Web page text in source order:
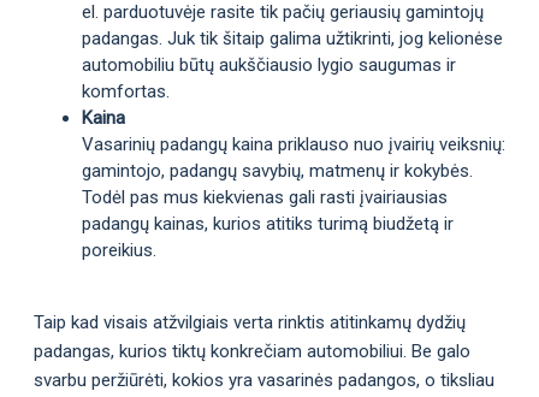
el. parduotuvėje rasite tik pačių geriausių gamintojų
padangas. Juk tik šitaip galima užtikrinti, jog kelionėse
automobiliu būtų aukščiausio lygio saugumas ir
komfortas.
Kaina
Vasarinių padangų kaina priklauso nuo įvairių veiksnių:
gamintojo, padangų savybių, matmenų ir kokybės.
Todėl pas mus kiekvienas gali rasti įvairiausias
padangų kainas, kurios atitiks turimą biudžetą ir
poreikius.
Taip kad visais atžvilgiais verta rinktis atitinkamų dydžių
padangas, kurios tiktų konkrečiam automobiliui. Be galo
svarbu peržiūrėti, kokios yra vasarinės padangos, o tiksliau